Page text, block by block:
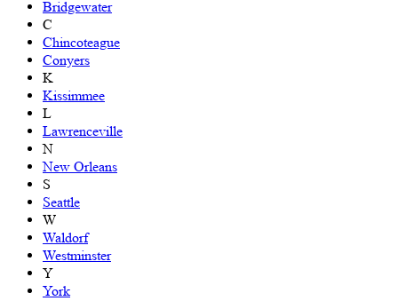
Bridgewater
C
Chincoteague
Conyers
K
Kissimmee
L
Lawrenceville
N
New Orleans
S
Seattle
W
Waldorf
Westminster
Y
York